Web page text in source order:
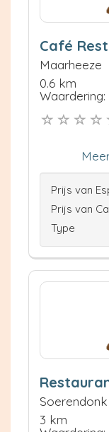
Café
Maarheeze
0.6 km
Waardering:
Prijs van
Prijs van
Type
Soerendonk
3 km